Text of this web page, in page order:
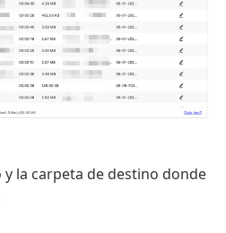
y la carpeta de destino donde